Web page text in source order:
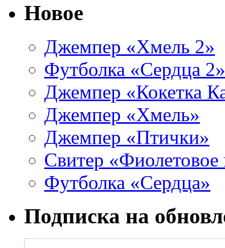
Новое
Джемпер «Хмель 2»
Футболка «Сердца 2»
Джемпер «Кокетка
Джемпер «Хмель»
Джемпер «Птички»
Свитер «Фиолетовое
Футболка «Сердца»
Подписка на